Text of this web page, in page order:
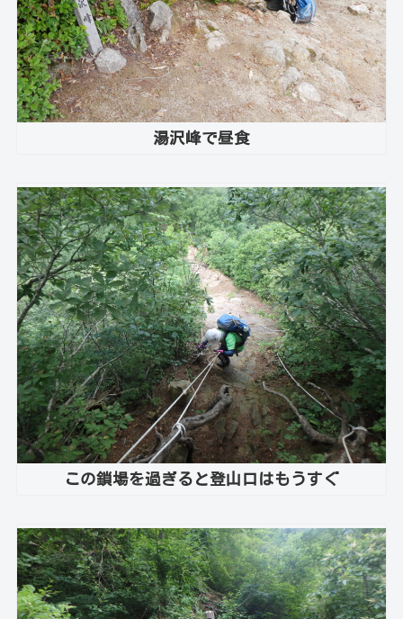
湯沢峰で昼食
この鎖場を過ぎると登山口はもうすぐ